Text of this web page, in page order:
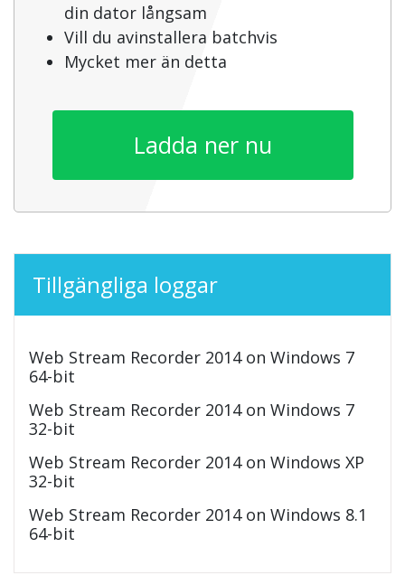
din dator långsam
Vill du avinstallera batchvis
Mycket mer än detta
Ladda ner nu
Tillgängliga loggar
Web Stream Recorder 2014 on Windows 7
64-bit
Web Stream Recorder 2014 on Windows 7
32-bit
Web Stream Recorder 2014 on Windows XP
32-bit
Web Stream Recorder 2014 on Windows 8.1
64-bit